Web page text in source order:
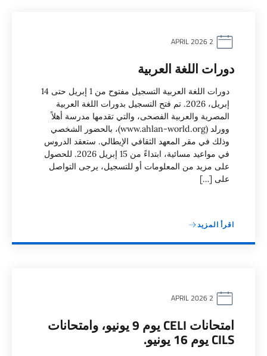
دورات اللغة العربية
دورات اللغة العربية التسجيل مفتوح من 1 إبريل حتى 14
إبريل، 2026. تم فتح التسجيل بدورات اللغة العربية
المصرية والعربية الفصحى، والتي تقدمها مدرسة أهلاً
وورلد (www.ahlan-world.org)، بالحضور الشخصي
وذلك في مقر المعهد الثقافي الإيطالي. ستعقد الدروس
في مواعيد مسائية، ابتداءً من 15 إبريل 2026. للحصول
على مزيد من المعلومات أو للتسجيل، يرجى التواصل
على […]
اقرأ المزيد
امتحانات CELI يوم 9 يونيو، وامتحانات
CILS يوم 16 يونيو.